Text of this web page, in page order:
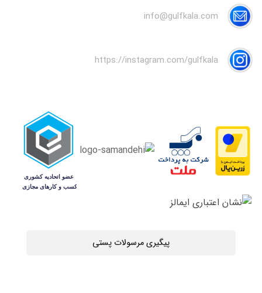
info@gulfkala.com
https://instagram.com/gulfkala
پیگیری مرسولات پستی